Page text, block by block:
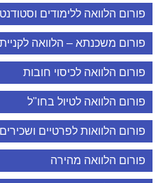
פורום הלוואה ללימודים
פורום משכנתא – הלוואה
פורום הלוואה לכיסוי חובות
פורום הלוואה לטיול בחו"ל
פורום הלוואות לפרטיים ושכירים
פורום הלוואה מהירה